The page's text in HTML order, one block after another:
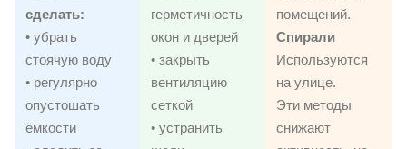
сделать:
• убрать
стоячую воду
• регулярно
опустошать
ёмкости
герметичность
окон и дверей
• закрыть
вентиляцию
сеткой
• устранить
помещений.
Спирали
Используются
на улице.
Эти методы
снижают